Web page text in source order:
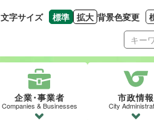
文字サイズ 標準
文字の大きさをもとの大
拡大
文字を大きくする
背景色変更
企業･事業者
Companies & Businesses
市政情報
City